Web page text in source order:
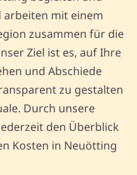
arbeiten mit einem
zusammen für die
Ziel ist es, auf Ihre
und Abschiede
zu gestalten
Durch unsere
den Überblick
Kosten in Neuötting